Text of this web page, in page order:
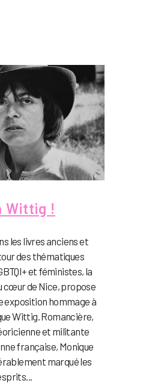
Wittig !
les livres anciens et
des thématiques
et féministes, la
cœur de Nice, propose
exposition hommage à
Wittig. Romancière,
et militante
française, Monique
marqué les